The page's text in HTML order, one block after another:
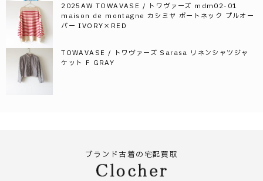
2025AW TOWAVASE / トワヴァーズ mdm02-01
maison de montagne カシミヤ ボートネック プルオー
バー IVORY×RED
TOWAVASE / トワヴァーズ Sarasa リネンシャツジャ
ケット F GRAY
ブランド古着の宅配買取